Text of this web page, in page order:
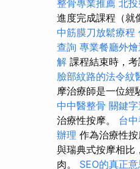
整骨專業推薦 北
進度完成課程（就
中筋膜刀放鬆療程
查詢 專業餐廳外
解 課程結束時，
臉部紋路的法令紋
摩治療師是一位經
中中醫整骨 關鍵
治療性按摩。 台
辦理 作為治療性
與瑞典式按摩相比
肉。 SEO的真正